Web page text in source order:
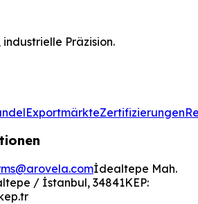
Präzision.
ExportmärkteZertifizierungen
İdealtepe Mah.
/ İstanbul, 34841KEP: